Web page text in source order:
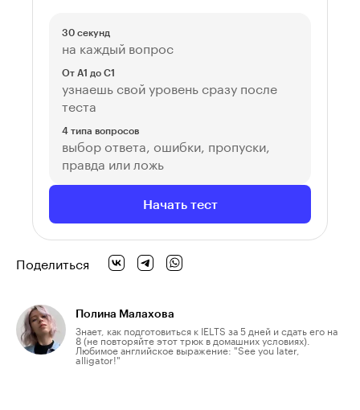
30 секунд
на каждый вопрос
От A1 до C1
узнаешь свой уровень сразу после
теста
4 типа вопросов
выбор ответа, ошибки, пропуски,
правда или ложь
Начать тест
Поделиться
Полина Малахова
Знает, как подготовиться к IELTS за 5 дней и сдать его на
8 (не повторяйте этот трюк в домашних условиях).
Любимое английское выражение: "See you later,
alligator!"